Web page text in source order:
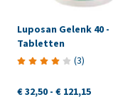
Luposan Gelenk 40 -
Tabletten
(3)
€ 32,50 - € 121,15